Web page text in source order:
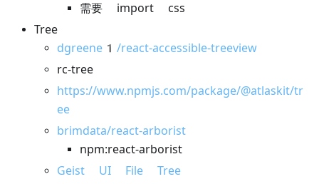
需要 import css
Tree
dgreene1/react-accessible-treeview
rc-tree
https://www.npmjs.com/package/@atlaskit/tr
ee
brimdata/react-arborist
npm:react-arborist
Geist UI File Tree